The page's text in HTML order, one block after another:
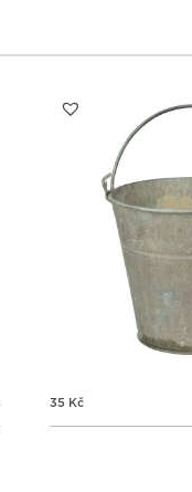
35 Kč